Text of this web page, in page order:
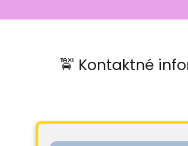
🚖 Kontaktné